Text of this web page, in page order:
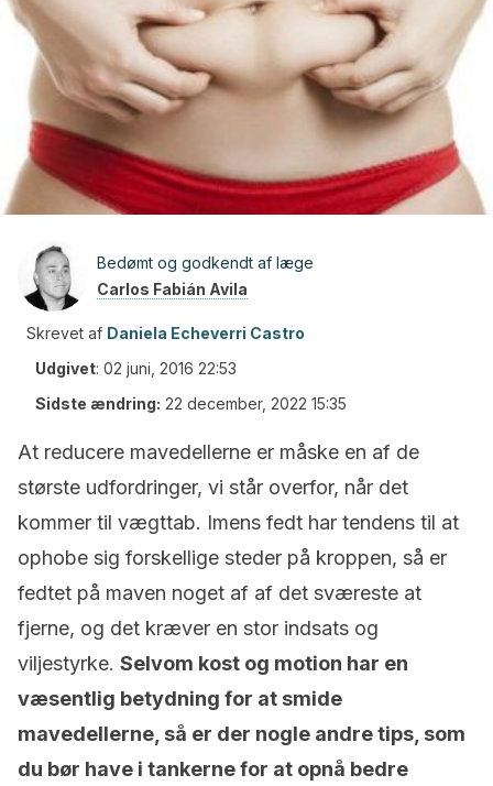
Bedømt og godkendt af læge
Carlos Fabián Avila
Skrevet af Daniela Echeverri Castro
Udgivet: 02 juni, 2016 22:53
Sidste ændring: 22 december, 2022 15:35
At reducere mavedellerne er måske en af de
største udfordringer, vi står overfor, når det
kommer til vægttab. Imens fedt har tendens til at
ophobe sig forskellige steder på kroppen, så er
fedtet på maven noget af af det sværeste at
fjerne, og det kræver en stor indsats og
viljestyrke. Selvom kost og motion har en
væsentlig betydning for at smide
mavedellerne, så er der nogle andre tips, som
du bør have i tankerne for at opnå bedre